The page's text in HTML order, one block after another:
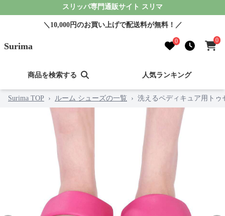
スリッパ専門通販サイト スリマ
＼10,000円のお買い上げで配送料が無料！／
Surima 0 0
商品を検索する 人気ランキング
Surima TOP › ルーム シューズの一覧 › 洗えるペディキュア用ト